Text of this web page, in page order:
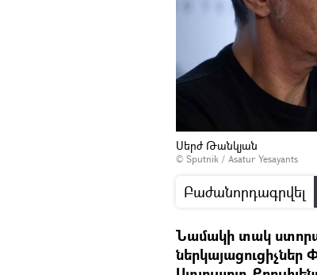
Սերժ Թանկյան
© Sputnik / Asatur Yesayants
Բաժանորդագրվել
Նամակի տակ
ներկայացուցիչներ